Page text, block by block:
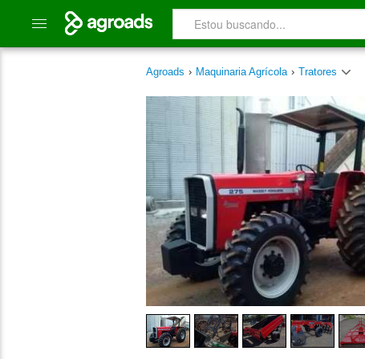
Agroads › Maquinaria Agrícola › Tratores